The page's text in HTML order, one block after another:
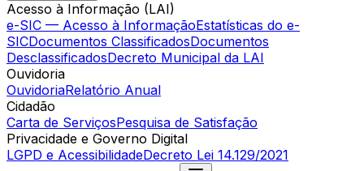
Acesso à Informação (LAI)
e-SIC — Acesso à InformaçãoEstatísticas do e-
SICDocumentos ClassificadosDocumentos
DesclassificadosDecreto Municipal da LAI
Ouvidoria
OuvidoriaRelatório Anual
Cidadão
Carta de ServiçosPesquisa de Satisfação
Privacidade e Governo Digital
LGPD e AcessibilidadeDecreto Lei 14.129/2021